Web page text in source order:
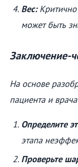
Вес:Критично
может быть
Заключение-
На основе
пациента и
Определите
этапа
Проверьте